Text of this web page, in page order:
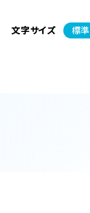
文字サイズ 標準